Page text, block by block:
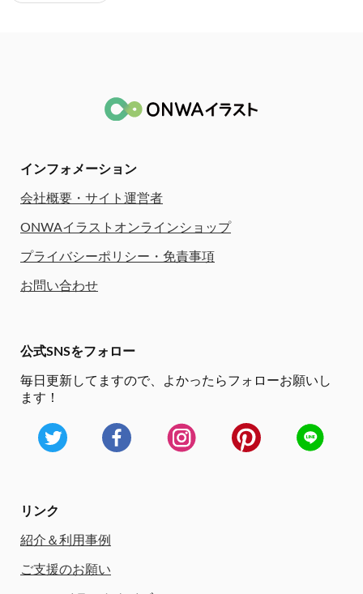
インフォメーション
会社概要・サイト運営者
ONWAイラストオンラインショップ
プライバシーポリシー・免責事項
お問い合わせ
公式SNSをフォロー
毎日更新してますので、
よかったらフォローお願いし
ます！
リンク
紹介＆利用事例
ご支援のお願い